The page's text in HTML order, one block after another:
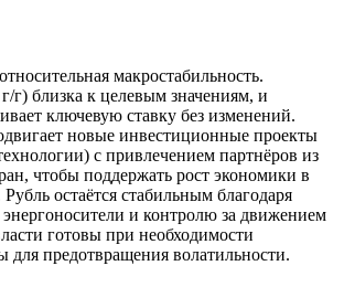
макростабильность.
г) близка к целевым значениям, и
ключевую ставку без изменений.
новые инвестиционные проекты
с привлечением партнёров из
чтобы поддержать рост экономики в
остаётся стабильным благодаря
и контролю за движением
готовы при необходимости
для предотвращения волатильности.